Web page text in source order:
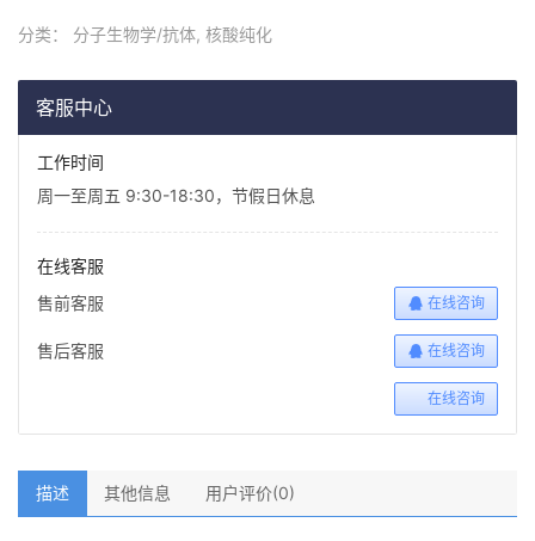
分类： 分子生物学/抗体, 核酸纯化
客服中心
工作时间
周一至周五 9:30-18:30，节假日休息
在线客服
售前客服
在线咨询
售后客服 在线咨询
在线咨询
描述 其他信息 用户评价(0)